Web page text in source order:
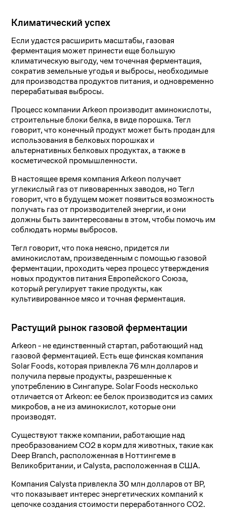
Климатический успех
Если удастся расширить масштабы, газовая
ферментация может принести еще большую
климатическую выгоду, чем точечная ферментация,
сократив земельные угодья и выбросы, необходимые
для производства продуктов питания, и одновременно
перерабатывая выбросы.
Процесс компании Arkeon производит аминокислоты,
строительные блоки белка, в виде порошка. Тегл
говорит, что конечный продукт может быть продан для
использования в белковых порошках и
альтернативных белковых продуктах, а также в
косметической промышленности.
В настоящее время компания Arkeon получает
углекислый газ от пивоваренных заводов, но Тегл
говорит, что в будущем может появиться возможность
получать газ от производителей энергии, и они
должны быть заинтересованы в этом, чтобы помочь им
соблюдать нормы выбросов.
Тегл говорит, что пока неясно, придется ли
аминокислотам, произведенным с помощью газовой
ферментации, проходить через процесс утверждения
новых продуктов питания Европейского Союза,
который регулирует такие продукты, как
культивированное мясо и точная ферментация.
Растущий рынок газовой ферментации
Arkeon - не единственный стартап, работающий над
газовой ферментацией. Есть еще финская компания
Solar Foods, которая привлекла 76 млн долларов и
получила первые продукты, разрешенные к
употреблению в Сингапуре. Solar Foods несколько
отличается от Arkeon: ее белок производится из самих
микробов, а не из аминокислот, которые они
производят.
Существуют также компании, работающие над
преобразованием CO2 в корм для животных, такие как
Deep Branch, расположенная в Ноттингеме в
Великобритании, и Calysta, расположенная в США.
Компания Calysta привлекла 30 млн долларов от BP,
что показывает интерес энергетических компаний к
цепочке создания стоимости переработанного CO2.